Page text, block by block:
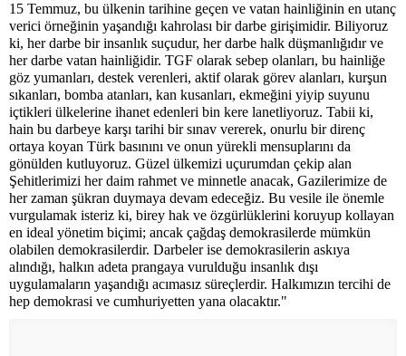
15 Temmuz, bu ülkenin tarihine geçen ve vatan hainliğinin en utanç
verici örneğinin yaşandığı kahrolası bir darbe girişimidir. Biliyoruz
ki, her darbe bir insanlık suçudur, her darbe halk düşmanlığıdır ve
her darbe vatan hainliğidir. TGF olarak sebep olanları, bu hainliğe
göz yumanları, destek verenleri, aktif olarak görev alanları, kurşun
sıkanları, bomba atanları, kan kusanları, ekmeğini yiyip suyunu
içtikleri ülkelerine ihanet edenleri bin kere lanetliyoruz. Tabii ki,
hain bu darbeye karşı tarihi bir sınav vererek, onurlu bir direnç
ortaya koyan Türk basınını ve onun yürekli mensuplarını da
gönülden kutluyoruz. Güzel ülkemizi uçurumdan çekip alan
Şehitlerimizi her daim rahmet ve minnetle anacak, Gazilerimize de
her zaman şükran duymaya devam edeceğiz. Bu vesile ile önemle
vurgulamak isteriz ki, birey hak ve özgürlüklerini koruyup kollayan
en ideal yönetim biçimi; ancak çağdaş demokrasilerde mümkün
olabilen demokrasilerdir. Darbeler ise demokrasilerin askıya
alındığı, halkın adeta prangaya vurulduğu insanlık dışı
uygulamaların yaşandığı acımasız süreçlerdir. Halkımızın tercihi de
hep demokrasi ve cumhuriyetten yana olacaktır."